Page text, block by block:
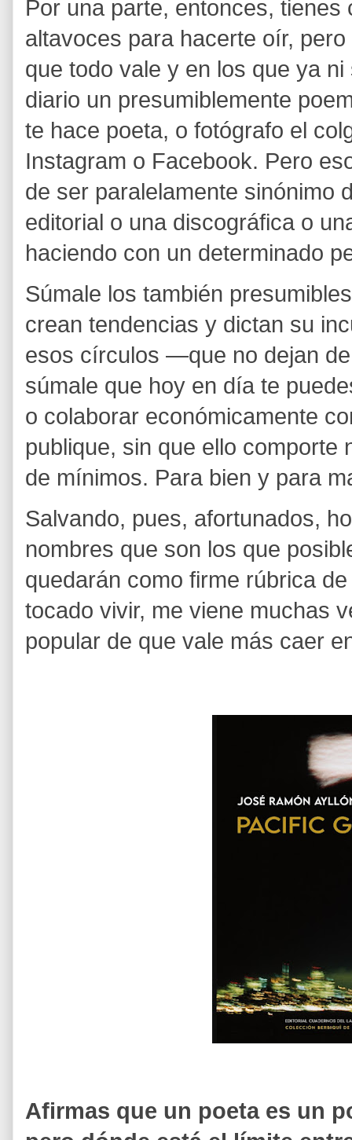
Por una parte, entonces,
altavoces para hacerte oír,
que todo vale y en los que ya
diario un presumiblemente
te hace poeta, o fotógrafo el
Instagram o Facebook. Pero
de ser paralelamente sinónimo
editorial o una discográfica o
haciendo con un determinado
Súmale los también
crean tendencias y dictan su
esos círculos —que no dejan
súmale que hoy en día te
o colaborar económicamente
publique, sin que ello comporte
de mínimos. Para bien y para
Salvando, pues, afortunados,
nombres que son los que
quedarán como firme rúbrica
tocado vivir, me viene muchas
popular de que vale más caer
Afirmas que un poeta es un